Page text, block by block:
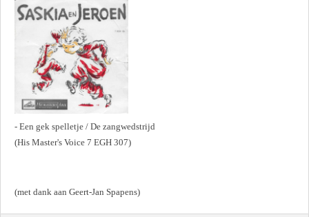
- Een gek spelletje / De zangwedstrijd
(His Master's Voice 7 EGH 307)
(met dank aan Geert-Jan Spapens)